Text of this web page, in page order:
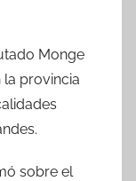
Monge
la provincia
sobre el